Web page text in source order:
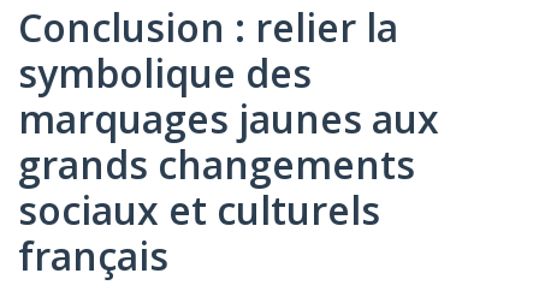
Conclusion : relier la
symbolique des
marquages jaunes aux
grands changements
sociaux et culturels
français